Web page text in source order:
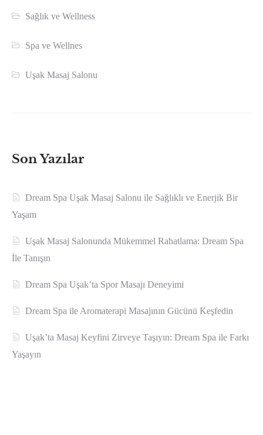
Sağlık ve Wellness
Spa ve Wellnes
Uşak Masaj Salonu
Son Yazılar
Dream Spa Uşak Masaj Salonu ile Sağlıklı ve Enerjik Bir
Yaşam
Uşak Masaj Salonunda Mükemmel Rahatlama: Dream Spa
İle Tanışın
Dream Spa Uşak’ta Spor Masajı Deneyimi
Dream Spa ile Aromaterapi Masajının Gücünü Keşfedin
Uşak’ta Masaj Keyfini Zirveye Taşıyın: Dream Spa ile Farkı
Yaşayın